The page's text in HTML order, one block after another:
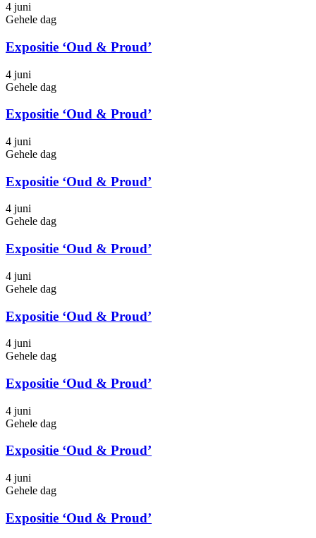
4 juni
Gehele dag
Expositie ‘Oud & Proud’
4 juni
Gehele dag
Expositie ‘Oud & Proud’
4 juni
Gehele dag
Expositie ‘Oud & Proud’
4 juni
Gehele dag
Expositie ‘Oud & Proud’
4 juni
Gehele dag
Expositie ‘Oud & Proud’
4 juni
Gehele dag
Expositie ‘Oud & Proud’
4 juni
Gehele dag
Expositie ‘Oud & Proud’
4 juni
Gehele dag
Expositie ‘Oud & Proud’